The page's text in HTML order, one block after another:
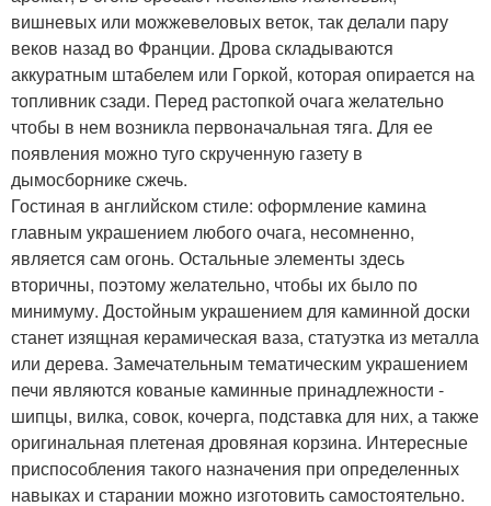
вишневых или можжевеловых веток, так делали пару
веков назад во Франции. Дрова складываются
аккуратным штабелем или Горкой, которая опирается на
топливник сзади. Перед растопкой очага желательно
чтобы в нем возникла первоначальная тяга. Для ее
появления можно туго скрученную газету в
дымосборнике сжечь.
Гостиная в английском стиле: оформление камина
главным украшением любого очага, несомненно,
является сам огонь. Остальные элементы здесь
вторичны, поэтому желательно, чтобы их было по
минимуму. Достойным украшением для каминной доски
станет изящная керамическая ваза, статуэтка из металла
или дерева. Замечательным тематическим украшением
печи являются кованые каминные принадлежности -
шипцы, вилка, совок, кочерга, подставка для них, а также
оригинальная плетеная дровяная корзина. Интересные
приспособления такого назначения при определенных
навыках и старании можно изготовить самостоятельно.